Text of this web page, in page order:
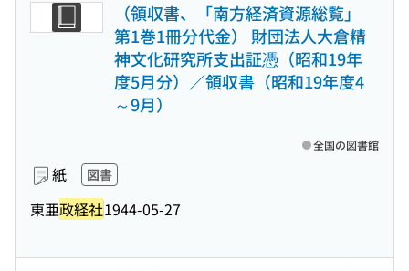
（領収書、「南方経済資源総覧」
第1巻1冊分代金） 財団法人大倉精
神文化研究所支出証憑（昭和19年
度5月分）／領収書（昭和19年度4
～9月）
紙 図書
東亜政経社1944-05-27
全国の図書館